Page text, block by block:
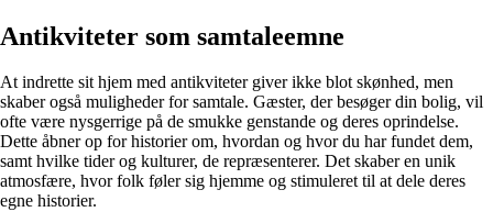
Antikviteter som samtaleemne
At indrette sit hjem med antikviteter giver ikke blot skønhed, men
skaber også muligheder for samtale. Gæster, der besøger din bolig, vil
ofte være nysgerrige på de smukke genstande og deres oprindelse.
Dette åbner op for historier om, hvordan og hvor du har fundet dem,
samt hvilke tider og kulturer, de repræsenterer. Det skaber en unik
atmosfære, hvor folk føler sig hjemme og stimuleret til at dele deres
egne historier.